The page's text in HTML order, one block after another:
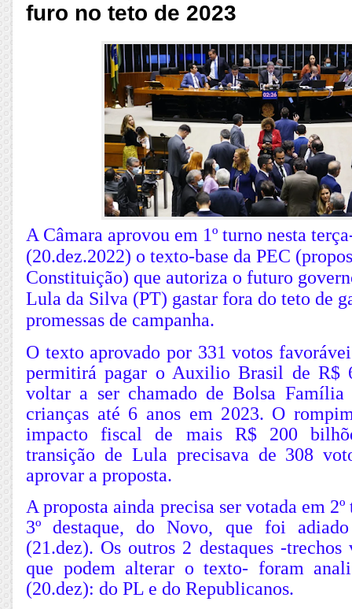
furo no teto de 2023
A Câmara aprovou em 1º turno nesta
(20.dez.2022) o texto-base da PEC
Constituição) que autoriza o futuro
Lula da Silva (PT) gastar fora do teto de
promessas de campanha.
O texto aprovado por 331 votos
permitirá pagar o Auxilio Brasil de R$
voltar a ser chamado de Bolsa
crianças até 6 anos em 2023. O
impacto fiscal de mais R$ 200
transição de Lula precisava de 308
aprovar a proposta.
A proposta ainda precisa ser votada em
3º destaque, do Novo, que foi
(21.dez). Os outros 2 destaques -trechos
que podem alterar o texto- foram
(20.dez): do PL e do Republicanos.